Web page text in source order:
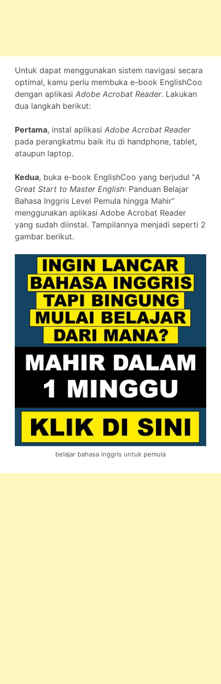
Untuk dapat menggunakan sistem navigasi secara
optimal, kamu perlu membuka e-book EnglishCoo
dengan aplikasi Adobe Acrobat Reader. Lakukan
dua langkah berikut:
Pertama, instal aplikasi Adobe Acrobat Reader
pada perangkatmu baik itu di handphone, tablet,
ataupun laptop.
Kedua, buka e-book EnglishCoo yang berjudul “A
Great Start to Master English: Panduan Belajar
Bahasa Inggris Level Pemula hingga Mahir”
menggunakan aplikasi Adobe Acrobat Reader
yang sudah diinstal. Tampilannya menjadi seperti 2
gambar berikut.
belajar bahasa inggris untuk pemula